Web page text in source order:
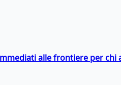
alle frontiere per chi